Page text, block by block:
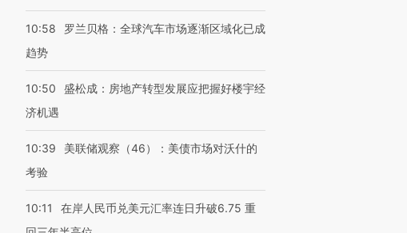
10:58
罗兰贝格：全球汽车市场逐渐区域化已成
趋势
10:50
盛松成：房地产转型发展应把握好楼宇经
济机遇
10:39
美联储观察（46）：美债市场对沃什的
考验
10:11
在岸人民币兑美元汇率连日升破6.75 重